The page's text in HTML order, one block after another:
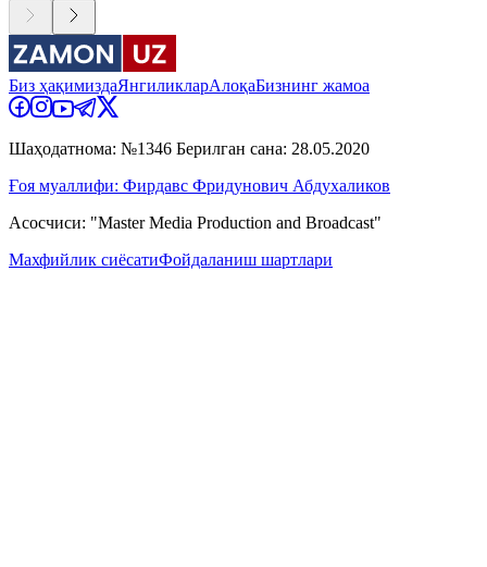
Биз ҳақимиздаЯнгиликларАлоқаБизнинг жамоа
Шаҳодатнома: №1346 Берилган сана: 28.05.2020
Ғоя муаллифи: Фирдавс Фридунович Абдухаликов
Асосчиси: "Master Media Production and Broadcast"
Махфийлик сиёсатиФойдаланиш шартлари